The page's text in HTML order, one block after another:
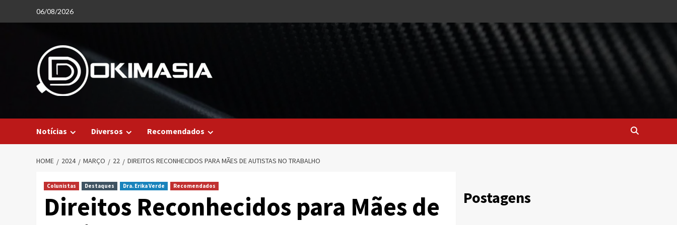
06/08/2026
Notícias Diversos Recomendados
HOME 2024 MARÇO 22 DIREITOS RECONHECIDOS PARA MÃES DE AUTISTAS NO TRABALHO
Colunistas Destaques Dra. Erika Verde Recomendados
Direitos Reconhecidos para Mães de
Postagens